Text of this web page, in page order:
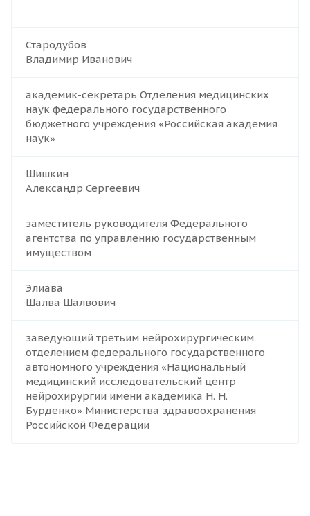
Стародубов
Владимир Иванович
академик-секретарь Отделения медицинских
наук федерального государственного
бюджетного учреждения «Российская академия
наук»
Шишкин
Александр Сергеевич
заместитель руководителя Федерального
агентства по управлению государственным
имуществом
Элиава
Шалва Шалвович
заведующий третьим нейрохирургическим
отделением федерального государственного
автономного учреждения «Национальный
медицинский исследовательский центр
нейрохирургии имени академика Н. Н.
Бурденко» Министерства здравоохранения
Российской Федерации